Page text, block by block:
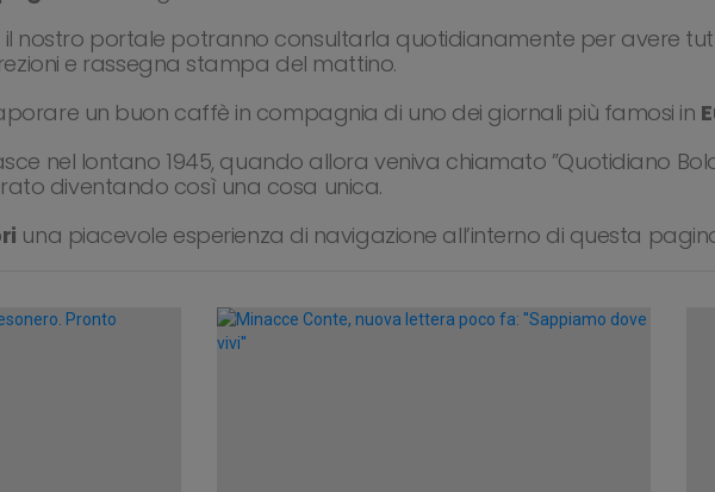
il nostro portale potranno consultarla quotidianamente per avere
e rassegna stampa del mattino.
un buon caffè in compagnia di uno dei giornali più famosi in
nel lontano 1945, quando allora veniva chiamato ”Quotidiano
diventando così una cosa unica.
una piacevole esperienza di navigazione all’interno di questa